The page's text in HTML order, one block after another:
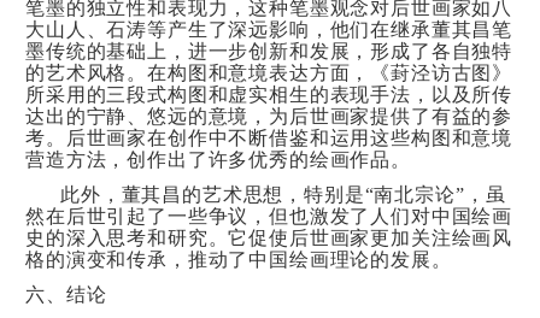
笔墨的独立性和表现力，这种笔墨观念对后世画家如八
大山人、石涛等产生了深远影响，他们在继承董其昌笔
墨传统的基础上，进一步创新和发展，形成了各自独特
的艺术风格。在构图和意境表达方面，《葑泾访古图》
所采用的三段式构图和虚实相生的表现手法，以及所传
达出的宁静、悠远的意境，为后世画家提供了有益的参
考。后世画家在创作中不断借鉴和运用这些构图和意境
营造方法，创作出了许多优秀的绘画作品。
此外，董其昌的艺术思想，特别是“南北宗论”，虽
然在后世引起了一些争议，但也激发了人们对中国绘画
史的深入思考和研究。它促使后世画家更加关注绘画风
格的演变和传承，推动了中国绘画理论的发展。
六、结论